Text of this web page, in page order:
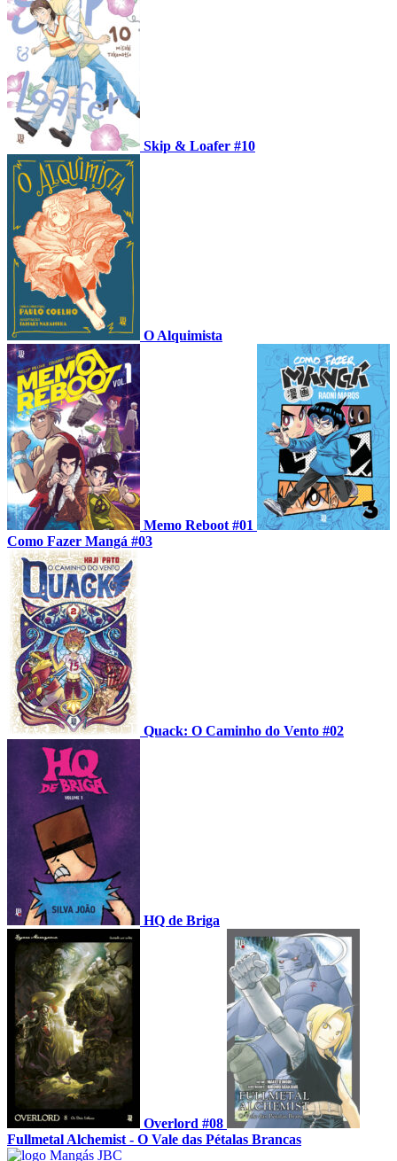
Skip & Loafer #10
O Alquimista
Memo Reboot #01
Como Fazer Mangá #03
Quack: O Caminho do Vento #02
HQ de Briga
Overlord #08
Fullmetal Alchemist - O Vale das Pétalas Brancas